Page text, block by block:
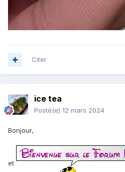
Citer
ice tea
Posté(e) 12 mars 2024
Bonjour,
et